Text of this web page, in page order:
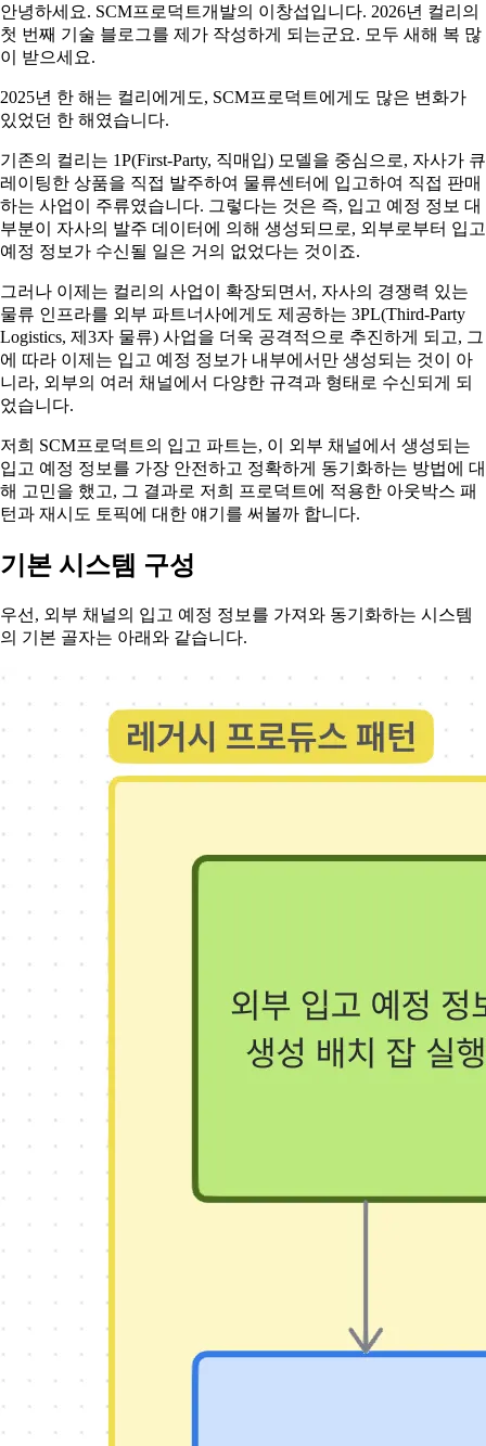
안녕하세요. SCM프로덕트개발의 이창섭입니다. 2026년 컬리의
첫 번째 기술 블로그를 제가 작성하게 되는군요. 모두 새해 복 많
이 받으세요.
2025년 한 해는 컬리에게도, SCM프로덕트에게도 많은 변화가
있었던 한 해였습니다.
기존의 컬리는 1P(First-Party, 직매입) 모델을 중심으로, 자사가 큐
레이팅한 상품을 직접 발주하여 물류센터에 입고하여 직접 판매
하는 사업이 주류였습니다. 그렇다는 것은 즉, 입고 예정 정보 대
부분이 자사의 발주 데이터에 의해 생성되므로, 외부로부터 입고
예정 정보가 수신될 일은 거의 없었다는 것이죠.
그러나 이제는 컬리의 사업이 확장되면서, 자사의 경쟁력 있는
물류 인프라를 외부 파트너사에게도 제공하는 3PL(Third-Party
Logistics, 제3자 물류) 사업을 더욱 공격적으로 추진하게 되고, 그
에 따라 이제는 입고 예정 정보가 내부에서만 생성되는 것이 아
니라, 외부의 여러 채널에서 다양한 규격과 형태로 수신되게 되
었습니다.
저희 SCM프로덕트의 입고 파트는, 이 외부 채널에서 생성되는
입고 예정 정보를 가장 안전하고 정확하게 동기화하는 방법에 대
해 고민을 했고, 그 결과로 저희 프로덕트에 적용한 아웃박스 패
턴과 재시도 토픽에 대한 얘기를 써볼까 합니다.
기본 시스템 구성
우선, 외부 채널의 입고 예정 정보를 가져와 동기화하는 시스템
의 기본 골자는 아래와 같습니다.